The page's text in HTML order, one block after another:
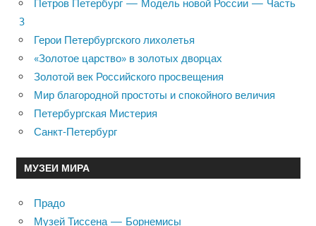
Петров Петербург — Модель новой России — Часть
3
Герои Петербургского лихолетья
«Золотое царство» в золотых дворцах
Золотой век Российского просвещения
Мир благородной простоты и спокойного величия
Петербургская Мистерия
Санкт-Петербург
МУЗЕИ МИРА
Прадо
Музей Тиссена — Борнемисы